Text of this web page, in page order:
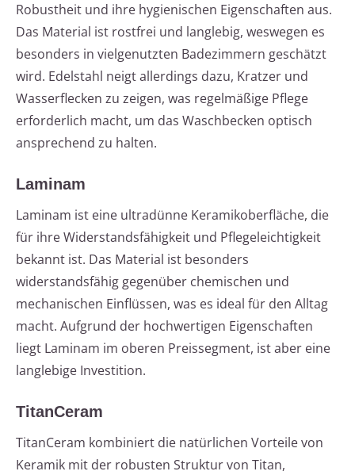
Robustheit und ihre hygienischen Eigenschaften aus.
Das Material ist rostfrei und langlebig, weswegen es
besonders in vielgenutzten Badezimmern geschätzt
wird. Edelstahl neigt allerdings dazu, Kratzer und
Wasserflecken zu zeigen, was regelmäßige Pflege
erforderlich macht, um das Waschbecken optisch
ansprechend zu halten.
Laminam
Laminam ist eine ultradünne Keramikoberfläche, die
für ihre Widerstandsfähigkeit und Pflegeleichtigkeit
bekannt ist. Das Material ist besonders
widerstandsfähig gegenüber chemischen und
mechanischen Einflüssen, was es ideal für den Alltag
macht. Aufgrund der hochwertigen Eigenschaften
liegt Laminam im oberen Preissegment, ist aber eine
langlebige Investition.
TitanCeram
TitanCeram kombiniert die natürlichen Vorteile von
Keramik mit der robusten Struktur von Titan,